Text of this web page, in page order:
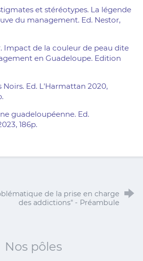
et stéréotypes. La légende
du management. Ed. Nestor,
Impact de la couleur de peau dite
en Guadeloupe. Edition
Noirs. Ed. L'Harmattan 2020,
guadeloupéenne. Ed.
186p.
de la prise en charge
des addictions" - Préambule
Nos pôles